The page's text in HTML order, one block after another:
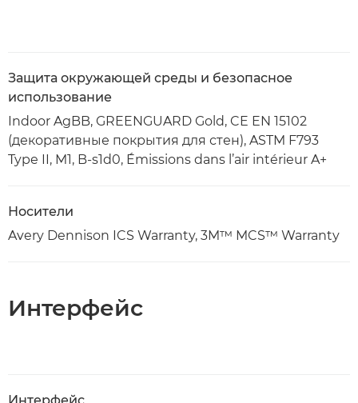
Защита окружающей среды и безопасное
использование
Indoor AgBB, GREENGUARD Gold, CE EN 15102
(декоративные покрытия для стен), ASTM F793
Type II, M1, B-s1d0, Émissions dans l’air intérieur A+
Носители
Avery Dennison ICS Warranty, 3M™ MCS™ Warranty
Интерфейс